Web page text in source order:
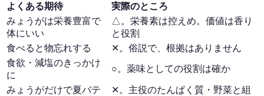
よくある期待
実際のところ
みょうがは栄養豊富で
体にいい
△。栄養素は控えめ。価値は香り
と役割
食べると物忘れする
✕。俗説で、根拠はありません
食欲・減塩のきっかけ
に
○。薬味としての役割は確か
みょうがだけで夏バテ
✕。主役のたんぱく質・野菜と組